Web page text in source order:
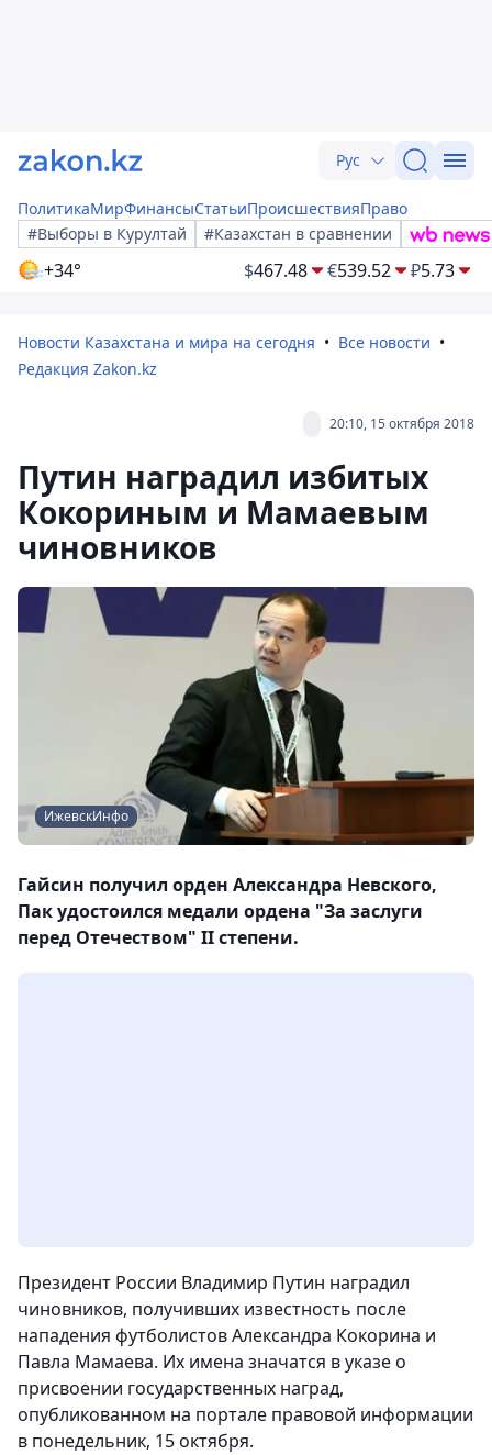
Рус
ПолитикаМирФинансыСтатьиПроисшествияПраво
#Выборы в Курултай
#Казахстан в сравнении
+34° $467.48 €539.52 ₽5.73
Новости Казахстана и мира на сегодня
Все новости
Редакция Zakon.kz
20:10, 15 октября 2018
Путин наградил избитых
Кокориным и Мамаевым
чиновников
ИжевскИнфо
Гайсин получил орден Александра Невского,
Пак удостоился медали ордена "За заслуги
перед Отечеством" II степени.
Президент России Владимир Путин наградил
чиновников, получивших известность после
нападения футболистов Александра Кокорина и
Павла Мамаева. Их имена значатся в указе о
присвоении государственных наград,
опубликованном на портале правовой информации
в понедельник, 15 октября.